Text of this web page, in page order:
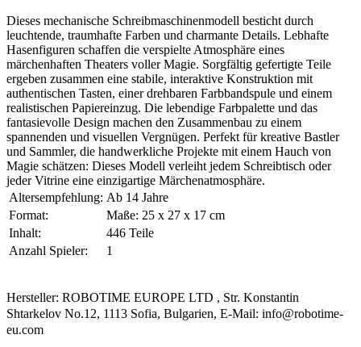
Dieses mechanische Schreibmaschinenmodell besticht durch
leuchtende, traumhafte Farben und charmante Details. Lebhafte
Hasenfiguren schaffen die verspielte Atmosphäre eines
märchenhaften Theaters voller Magie. Sorgfältig gefertigte Teile
ergeben zusammen eine stabile, interaktive Konstruktion mit
authentischen Tasten, einer drehbaren Farbbandspule und einem
realistischen Papiereinzug. Die lebendige Farbpalette und das
fantasievolle Design machen den Zusammenbau zu einem
spannenden und visuellen Vergnügen. Perfekt für kreative Bastler
und Sammler, die handwerkliche Projekte mit einem Hauch von
Magie schätzen: Dieses Modell verleiht jedem Schreibtisch oder
jeder Vitrine eine einzigartige Märchenatmosphäre.
Altersempfehlung: Ab 14 Jahre
Format:
Maße: 25 x 27 x 17 cm
Inhalt:
446 Teile
Anzahl Spieler:
1
Hersteller: ROBOTIME EUROPE LTD , Str. Konstantin
Shtarkelov No.12, 1113 Sofia, Bulgarien, E-Mail: info@robotime-
eu.com